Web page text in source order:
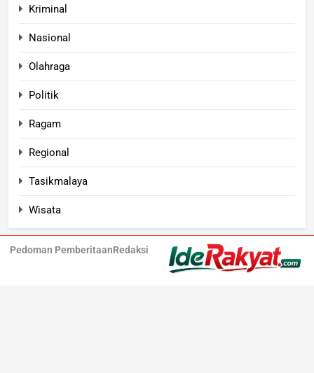
Kriminal
Nasional
Olahraga
Politik
Ragam
Regional
Tasikmalaya
Wisata
Pedoman PemberitaanRedaksi